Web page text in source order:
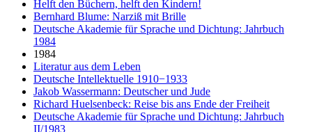
Helft den Büchern, helft den Kindern!
Bernhard Blume: Narziß mit Brille
Deutsche Akademie für Sprache und Dichtung: Jahrbuch
1984
1984
Literatur aus dem Leben
Deutsche Intellektuelle 1910−1933
Jakob Wassermann: Deutscher und Jude
Richard Huelsenbeck: Reise bis ans Ende der Freiheit
Deutsche Akademie für Sprache und Dichtung: Jahrbuch
II/1983